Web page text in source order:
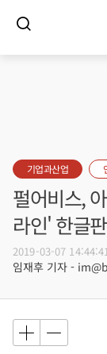
기업과산업
펄어비스,
라인' 한글
2019-03-07
임재후 기자 -